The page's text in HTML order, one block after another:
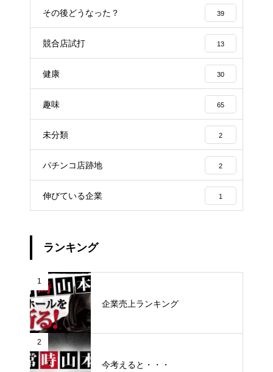
その後どうなった？ 39
競合店試打 13
健康 30
趣味 65
未分類 2
パチンコ店跡地 2
伸びている企業 1
ランキング
1
企業売上ランキング
2
今考えると・・・